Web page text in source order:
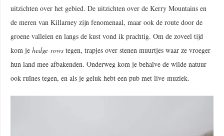
uitzichten over het gebied. De uitzichten over de Kerry Mountains en
de meren van Killarney zijn fenomenaal, maar ook de route door de
groene valleien en langs de kust vond ik prachtig. Om de zoveel tijd
kom je hedge-rows tegen, trapjes over stenen muurtjes waar ze vroeger
hun land mee afbakenden. Onderweg kom je behalve de wilde natuur
ook ruïnes tegen, en als je geluk hebt een pub met live-muziek.